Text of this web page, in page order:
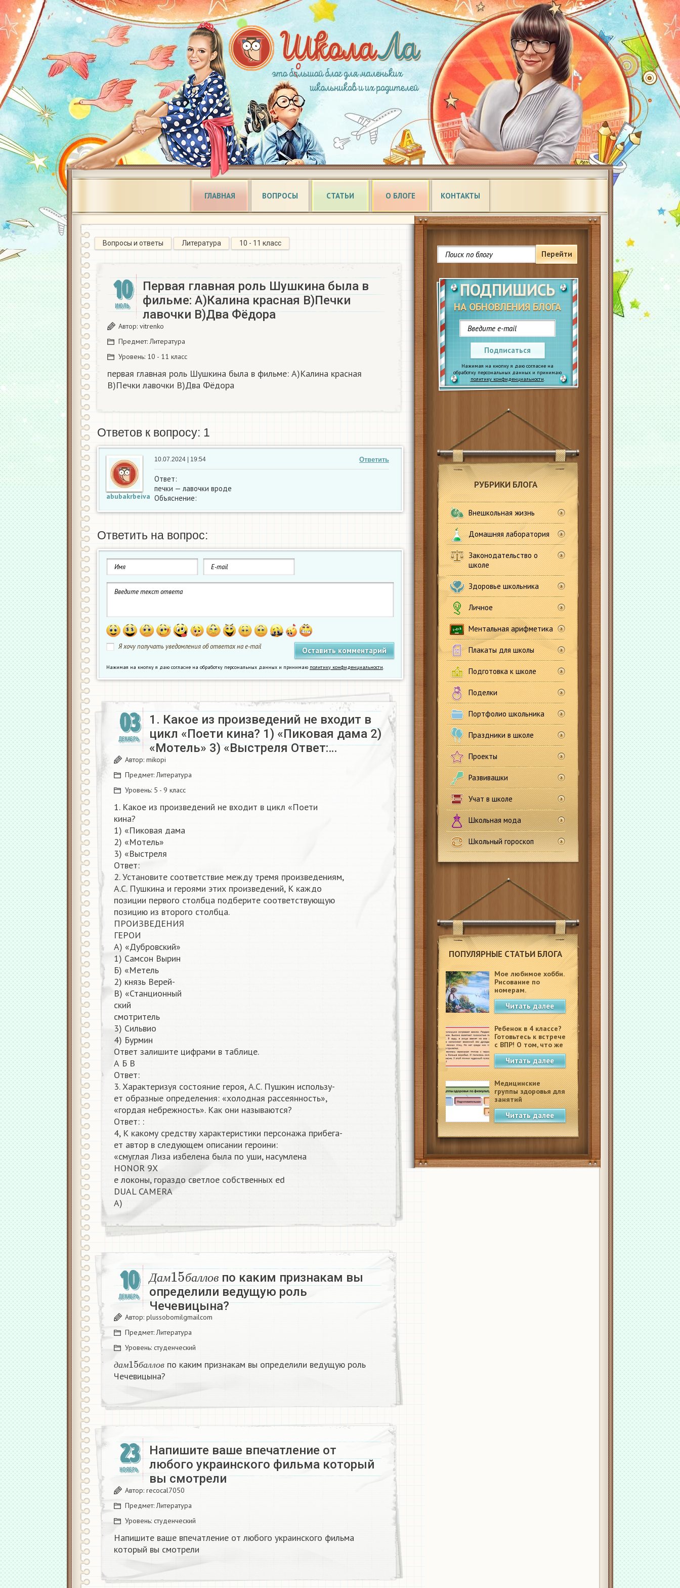
ГЛАВНАЯ ВОПРОСЫ СТАТЬИ О БЛОГЕ КОНТАКТЫ
Перейти
ПОДПИШИСЬ
НА ОБНОВЛЕНИЯ БЛОГА
Подписаться
Нажимая на кнопку я даю согласие на
обработку персональных данных и принимаю
политику конфиденциальности.
РУБРИКИ БЛОГА
Внешкольная жизнь
Домашняя лаборатория
Законодательство о
школе
Здоровье школьника
Личное
Ментальная арифметика
Плакаты для школы
Подготовка к школе
Поделки
Портфолио школьника
Праздники в школе
Проекты
Развивашки
Учат в школе
Школьная мода
Школьный гороскоп
ПОПУЛЯРНЫЕ СТАТЬИ БЛОГА
Мое любимое хобби.
Рисование по
номерам.
Читать далее
Ребенок в 4 классе?
Готовьтесь к встрече
с ВПР! О том, что же
это такое.
Читать далее
Медицинские
группы здоровья для
занятий
физкультурой в
школеЧитать далее
Вопросы и ответы Литература 10 - 11 класс
10
ИЮЛЬ
Первая главная роль Шушкина была в
фильме: А)Калина красная В)Печки
лавочки В)Два Фёдора​
Автор: vitrenko
Предмет:Литература
Уровень: 10 - 11 класс
первая главная роль Шушкина была в фильме: А)Калина красная
В)Печки лавочки В)Два Фёдора​
Ответов к вопросу: 1
abubakrbeiva
Ответить
10.07.2024 | 19:54
Ответ:
печки — лавочки вроде
Объяснение:
Ответить на вопрос:
Я хочу получать уведомления об ответах на e-mail
Нажимая на кнопку я даю согласие на обработку персональных данных и принимаю политику конфиденциальности.
03
ДЕКАБРЬ
1. Какое из произведений не входит в
цикл «Поети кина? 1) «Пиковая дама 2)
«Мотель» 3) «Выстреля Ответ:…
Автор: mikopi
Предмет:Литература
Уровень: 5 - 9 класс
1. Какое из произведений не входит в цикл «Поети
кина?
1) «Пиковая дама
2) «Мотель»
3) «Выстреля
Ответ:
2. Установите соответствие между тремя произведениям,
А.С. Пушкина и героями этих произведений, К каждо
позиции первого столбца подберите соответствующую
позицию из второго столбца.
ПРОИЗВЕДЕНИЯ
ГЕРОИ
А) «Дубровский»
1) Самсон Вырин
Б) «Метель
2) князь Верей-
В) «Станционный
ский
смотритель
3) Сильвио
4) Бурмин
Ответ залишите цифрами в таблице.
А Б В
Ответ:
3. Характеризуя состояние героя, А.С. Пушкин использу-
ет образные определения: «холодная рассеянность»,
«гордая небрежность». Как они называются?
Ответ: :
4, К какому средству характеристики персонажа прибега-
ет автор в следующем описании героини:
«смуглая Лиза избелена была по уши, насумлена
HONOR 9X
е локоны, гораздо светлое собственных ed
DUAL CAMERA
А)​
10
ДЕКАБРЬ
Д а м б а л л о в
Дам15баллов
по каким признакам вы
определили ведущую роль
Чечевицына?​
Автор: plussobomilgmailcom
Предмет:Литература
Уровень: студенческий
д ам балл ов
м 15
по каким признакам вы определили ведущую роль
Чечевицына?​
23
НОЯБРЬ
Напишите ваше впечатление от
любого украинского фильма который
вы смотрели​
Автор: recocal7050
Предмет:Литература
Уровень: студенческий
Напишите ваше впечатление от любого украинского фильма
который вы смотрели​